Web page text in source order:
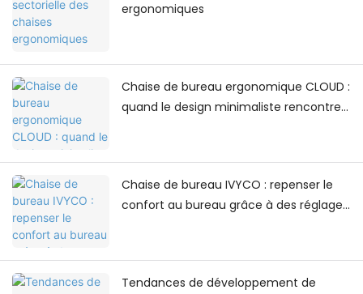
ergonomiques
Chaise de bureau ergonomique CLOUD :
quand le design minimaliste rencontre
Chaise de bureau IVYCO : repenser le
confort au bureau grâce à des réglages
Tendances de développement de